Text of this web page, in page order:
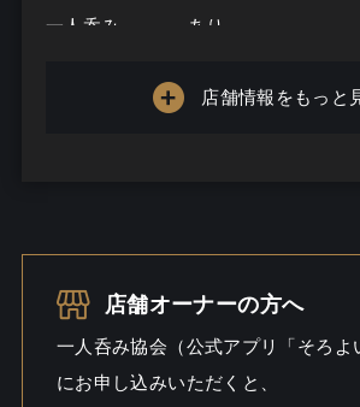
一人呑み
あり
一人呑み
料理充実
店舗情報をもっと
店舗オーナーの方へ
一人呑み協会（公式アプリ「そろよ
にお申し込みいただくと、